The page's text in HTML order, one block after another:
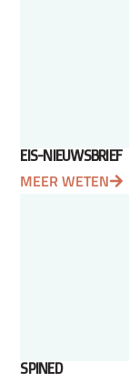
EIS-NIEUWSBRIEF
MEER WETEN
SPINED